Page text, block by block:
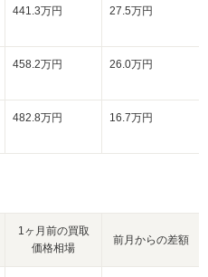
441.3万円 27.5万円
458.2万円 26.0万円
482.8万円 16.7万円
1ヶ月前の買取
価格相場
前月からの差額